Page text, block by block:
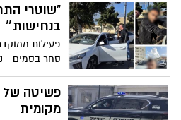
"שוטרי
בנחישות״
פעילות
סחר בסמים -
כסמים בכמות
פשיטה של
מקומית